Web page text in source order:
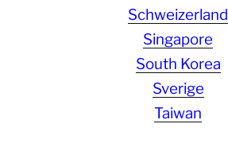
Schweizerland
Singapore
South Korea
Sverige
Taiwan